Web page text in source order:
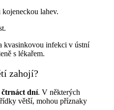
lahev.
kvasinkovou infekci v ústní
s lékařem.
zahojí?
čtrnáct dní. V některých
větší, mohou příznaky